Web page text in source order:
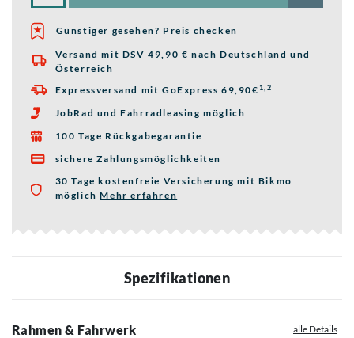
Günstiger gesehen? Preis checken

Versand mit DSV 49,90 € nach Deutschland und
Österreich
 Expressversand mit GoExpress 69,90€ 1,2
 JobRad und Fahrradleasing möglich
 100 Tage Rückgabegarantie

sichere Zahlungsmöglichkeiten
30 Tage kostenfreie Versicherung mit Bikmo
möglichMehr erfahren
Spezifikationen
Rahmen & Fahrwerk alle Details